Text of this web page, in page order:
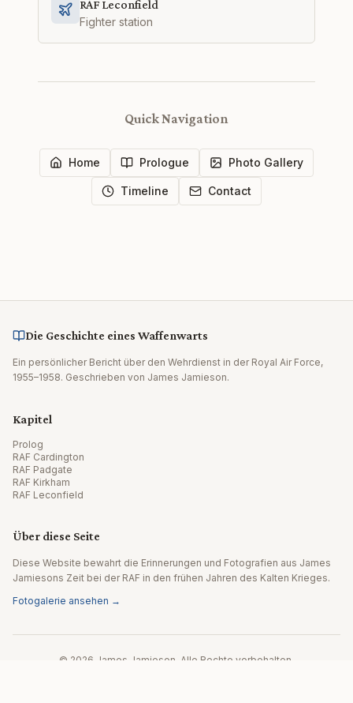
RAF Leconfield
Fighter station
Quick Navigation
Home Prologue Photo Gallery
Timeline Contact
Die Geschichte eines Waffenwarts
Ein persönlicher Bericht über den Wehrdienst in der Royal Air Force,
1955–1958. Geschrieben von James Jamieson.
Kapitel
Prolog
RAF Cardington
RAF Padgate
RAF Kirkham
RAF Leconfield
Über diese Seite
Diese Website bewahrt die Erinnerungen und Fotografien aus James
Jamiesons Zeit bei der RAF in den frühen Jahren des Kalten Krieges.
Fotogalerie ansehen →
© 2026 James Jamieson. Alle Rechte vorbehalten.